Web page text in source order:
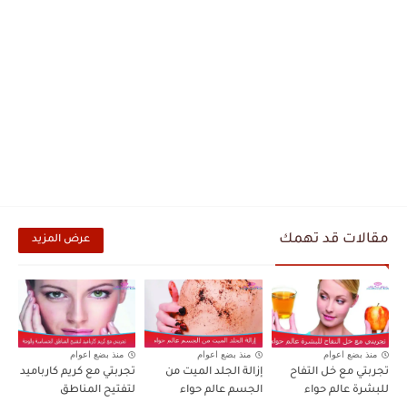
مقالات قد تهمك عرض المزيد
منذ بضع اعوام
تجربتي مع خل التفاح
للبشرة عالم حواء
منذ بضع اعوام
إزالة الجلد الميت من
الجسم عالم حواء
منذ بضع اعوام
تجربتي مع كريم كارباميد
لتفتيح المناطق